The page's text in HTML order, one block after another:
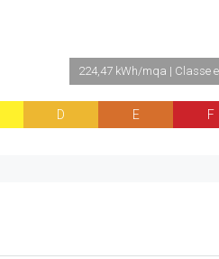
D E F
224,47 kWh/mqa | Classe